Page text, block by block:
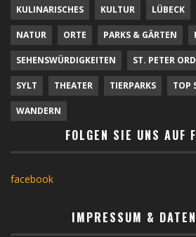
KULINARISCHES KULTUR LÜBECK
NATUR ORTE PARKS & GÄRTEN
SEHENSWÜRDIGKEITEN ST. PETER
SYLT THEATER TIERPARKS TOP
WANDERN
FOLGEN SIE UNS AUF
facebook
IMPRESSUM &